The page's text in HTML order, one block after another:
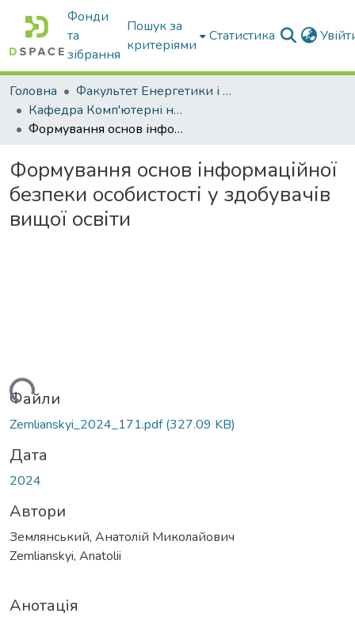
Фонди
та
зібрання
Пошук за
критеріями
Статистика
Головна
Факультет Енергетики і комп'ютерних технологій
Кафедра Комп'ютерні науки
Формування основ інформаційної безпеки особистості у здобувачів вищої освіти
Формування основ інформаційної
безпеки особистості у здобувачів
вищої освіти
Файли
Zemlianskyi_2024_171.pdf(327.09 KB)
Дата
2024
Автори
Землянський, Анатолій Миколайович
Zemlianskyi, Anatolii
Анотація